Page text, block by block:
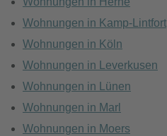
Wohnungen in Kamp-Lintfort
Wohnungen in Köln
Wohnungen in Leverkusen
Wohnungen in Lünen
Wohnungen in Marl
Wohnungen in Moers